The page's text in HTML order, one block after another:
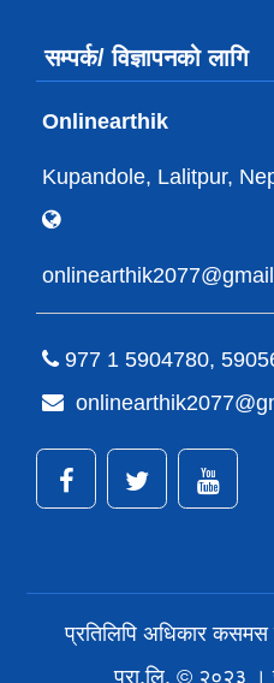
सम्पर्क/ विज्ञापनको लागि
Onlinearthik
Kupandole, Lalitpur,
977 1 5904780,
प्रतिलिपि अधिकार कसमस
प्रा.लि. © २०२३ ।